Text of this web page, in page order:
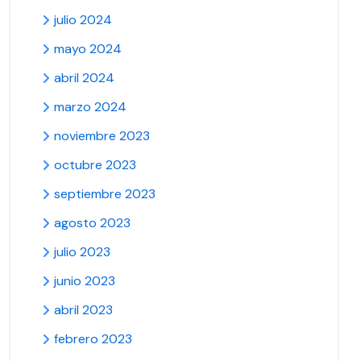
julio 2024
mayo 2024
abril 2024
marzo 2024
noviembre 2023
octubre 2023
septiembre 2023
agosto 2023
julio 2023
junio 2023
abril 2023
febrero 2023